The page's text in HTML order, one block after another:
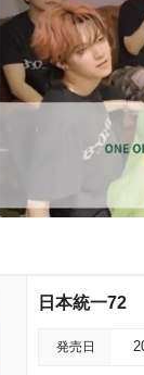
日本統一72
発売日